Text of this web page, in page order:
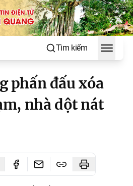
Tìm kiếm
Toggle
phấn đấu xóa
nhà dột nát